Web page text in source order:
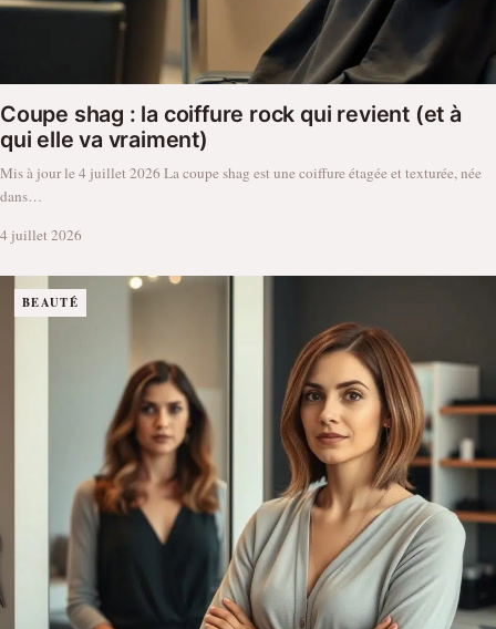
Coupe shag : la coiffure rock qui revient (et à
qui elle va vraiment)
Mis à jour le 4 juillet 2026 La coupe shag est une coiffure étagée et texturée, née
dans…
4 juillet 2026
BEAUTÉ